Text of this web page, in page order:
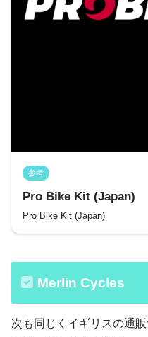
参考
Pro Bike Kit (Japan)
Pro Bike Kit (Japan)
Merlin Cycles
次も同じくイギリスの通